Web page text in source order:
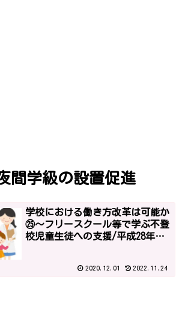
間学級の設置促進
学校における働き方改革は可能か
㉕～フリースクール等で学ぶ不登
校児童生徒への支援/平成28年度
2020.12.01 2022.11.24